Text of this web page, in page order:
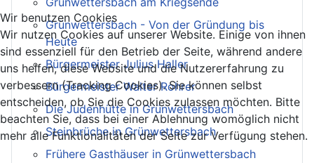
Grünwettersbach - Von der Gründung bis
Heute
Bürgermeister Julius Haller
Bürgermeister Walter Rohrer
Die Judenhütte in Grünwettersbach
Steinbrüche in Grünwettersbach
Frühere Gasthäuser in Grünwettersbach
Wir benutzen Cookies
Wir nutzen Cookies auf unserer Website. Einige von ihnen
sind essenziell für den Betrieb der Seite, während andere
uns helfen, diese Website und die Nutzererfahrung zu
verbessern (Tracking Cookies). Sie können selbst
entscheiden, ob Sie die Cookies zulassen möchten. Bitte
beachten Sie, dass bei einer Ablehnung womöglich nicht
mehr alle Funktionalitäten der Seite zur Verfügung stehen.